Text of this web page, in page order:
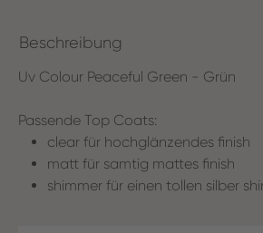
Beschreibung
Uv Colour Peaceful Green - Grün
Passende Top Coats:
clear für hochglänzendes finish
matt für samtig mattes finish
shimmer für einen tollen silber